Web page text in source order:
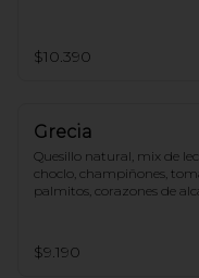
$10.390
Grecia
Quesillo natural, mix de
choclo, champiñones,
palmitos, corazones de
$9.190